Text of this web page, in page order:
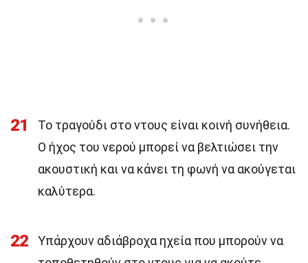
21
Το τραγούδι στο ντους είναι κοινή συνήθεια.
Ο ήχος του νερού μπορεί να βελτιώσει την
ακουστική και να κάνει τη φωνή να ακούγεται
καλύτερα.
22
Υπάρχουν αδιάβροχα ηχεία που μπορούν να